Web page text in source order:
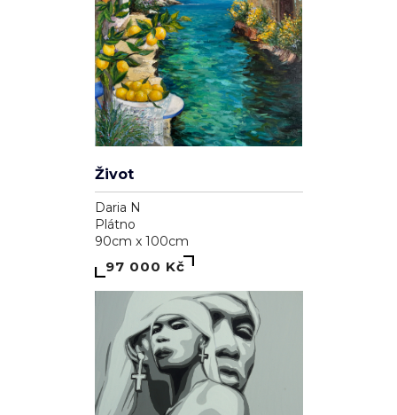
Život
Daria N
Plátno
90cm x 100cm
97 000 Kč